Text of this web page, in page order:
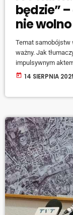
będzie”
nie
Temat samobójstw
ważny. Jak
impulsywnym
życie stoi ogromne
today 14 SIERPNIA